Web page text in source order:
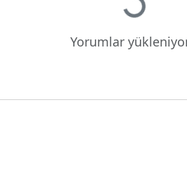
Yükleniyor...
Yorumlar